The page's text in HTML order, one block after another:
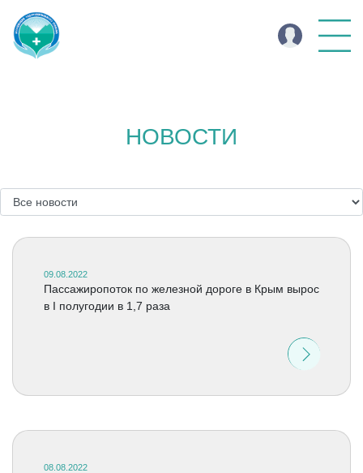
НОВОСТИ
09.08.2022
Пассажиропоток по железной дороге в Крым вырос
в I полугодии в 1,7 раза
08.08.2022